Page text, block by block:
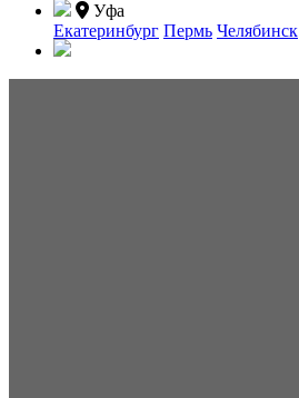
Уфа
Екатеринбург Пермь Челябинск